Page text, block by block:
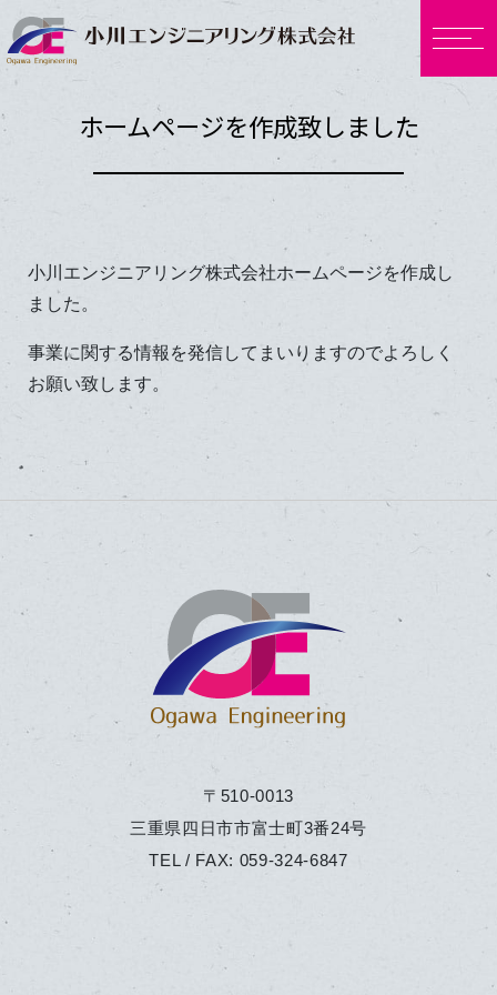
ホームページを作成致しました
小川エンジニアリング株式会社ホームページを作成し
ました。
事業に関する情報を発信してまいりますのでよろしく
お願い致します。
〒510-0013
三重県四日市市富士町3番24号
TEL / FAX: 059-324-6847